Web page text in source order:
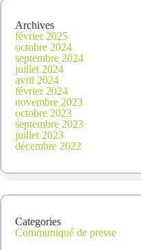
Archives
février 2025
octobre 2024
septembre 2024
juillet 2024
avril 2024
février 2024
novembre 2023
octobre 2023
septembre 2023
juillet 2023
décembre 2022
Categories
Communiqué de presse